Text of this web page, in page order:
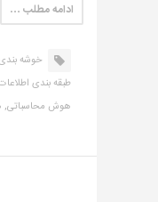
ادامه مطلب …
خوشه
طبقه بندی
هوش محاسباتی,